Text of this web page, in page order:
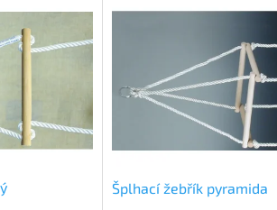
Šplhací žebřík pyramida